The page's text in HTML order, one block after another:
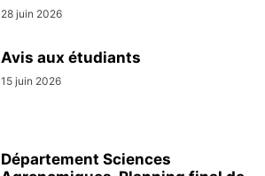
28 juin 2026
Avis aux étudiants
15 juin 2026
Département Sciences